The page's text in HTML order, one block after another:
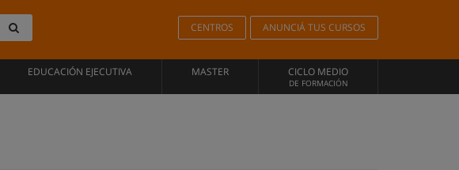
CENTROS ANUNCIÁ TUS CURSOS
EDUCACIÓN EJECUTIVA MASTER CICLO MEDIO
DE FORMACIÓN